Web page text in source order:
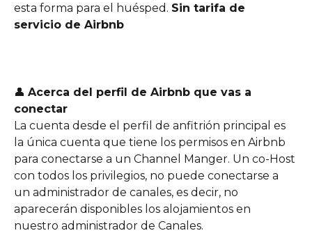
esta forma para el huésped. Sin tarifa de
servicio de Airbnb
👤 Acerca del perfil de Airbnb que vas a
conectar
La cuenta desde el perfil de anfitrión principal es
la única cuenta que tiene los permisos en Airbnb
para conectarse a un Channel Manger. Un co-Host
con todos los privilegios, no puede conectarse a
un administrador de canales, es decir, no
aparecerán disponibles los alojamientos en
nuestro administrador de Canales.